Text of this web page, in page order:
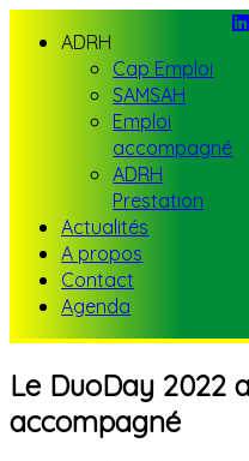
ADRH
Cap Emploi
SAMSAH
Emploi
accompagné
ADRH
Prestation
Actualités
A propos
Contact
Agenda
Le DuoDay 2022
accompagné